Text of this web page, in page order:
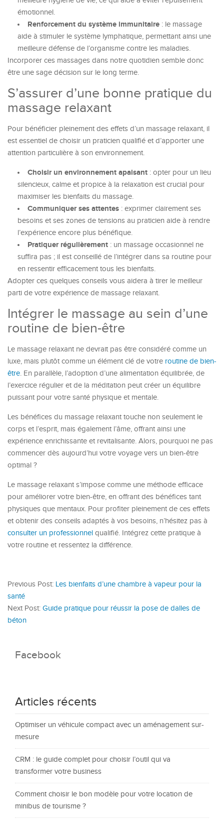
émotionnel.
Renforcement du système immunitaire : le massage
aide à stimuler le système lymphatique, permettant ainsi une
meilleure défense de l’organisme contre les maladies.
Incorporer ces massages dans notre quotidien semble donc
être une sage décision sur le long terme.
S’assurer d’une bonne pratique du
massage relaxant
Pour bénéficier pleinement des effets d’un massage relaxant, il
est essentiel de choisir un praticien qualifié et d’apporter une
attention particulière à son environnement.
Choisir un environnement apaisant : opter pour un lieu
silencieux, calme et propice à la relaxation est crucial pour
maximiser les bienfaits du massage.
Communiquer ses attentes : exprimer clairement ses
besoins et ses zones de tensions au praticien aide à rendre
l’expérience encore plus bénéfique.
Pratiquer régulièrement : un massage occasionnel ne
suffira pas ; il est conseillé de l’intégrer dans sa routine pour
en ressentir efficacement tous les bienfaits.
Adopter ces quelques conseils vous aidera à tirer le meilleur
parti de votre expérience de massage relaxant.
Intégrer le massage au sein d’une
routine de bien-être
Le massage relaxant ne devrait pas être considéré comme un
luxe, mais plutôt comme un élément clé de votre routine de bien-
être. En parallèle, l’adoption d’une alimentation équilibrée, de
l’exercice régulier et de la méditation peut créer un équilibre
puissant pour votre santé physique et mentale.
Les bénéfices du massage relaxant touche non seulement le
corps et l’esprit, mais également l’âme, offrant ainsi une
expérience enrichissante et revitalisante. Alors, pourquoi ne pas
commencer dès aujourd’hui votre voyage vers un bien-être
optimal ?
Le massage relaxant s’impose comme une méthode efficace
pour améliorer votre bien-être, en offrant des bénéfices tant
physiques que mentaux. Pour profiter pleinement de ces effets
et obtenir des conseils adaptés à vos besoins, n’hésitez pas à
consulter un professionnel qualifié. Intégrez cette pratique à
votre routine et ressentez la différence.
Previous Post: Les bienfaits d’une chambre à vapeur pour la
santé
Next Post: Guide pratique pour réussir la pose de dalles de
béton
Facebook
Articles récents
Optimiser un véhicule compact avec un aménagement sur-
mesure
CRM : le guide complet pour choisir l’outil qui va
transformer votre business
Comment choisir le bon modèle pour votre location de
minibus de tourisme ?